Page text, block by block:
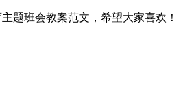
题班会教案范文，希望大家喜欢！